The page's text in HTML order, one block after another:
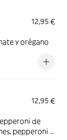
12,95 €
y orégano
12,95 €
de
pepperoni y